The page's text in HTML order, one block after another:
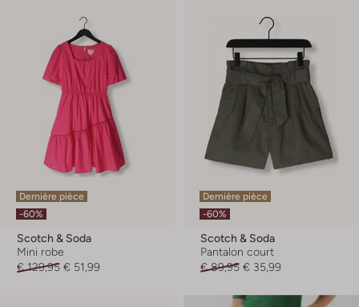
Dernière pièce
-60%
Scotch & Soda
Mini robe
€ 129,95 € 51,99
Dernière pièce
-60%
Scotch & Soda
Pantalon court
€ 89,95 € 35,99